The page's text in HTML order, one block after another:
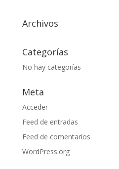
Archivos
Categorías
No hay categorías
Meta
Acceder
Feed de entradas
Feed de comentarios
WordPress.org